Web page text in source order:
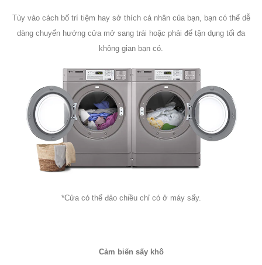
Tùy vào cách bố trí tiệm hay sở thích cá nhân của bạn, bạn có thể dễ
dàng chuyển hướng cửa mở sang trái hoặc phải để tận dụng tối đa
không gian bạn có.
*Cửa có thể đảo chiều chỉ có ở máy sấy.
Cảm biến sấy khô